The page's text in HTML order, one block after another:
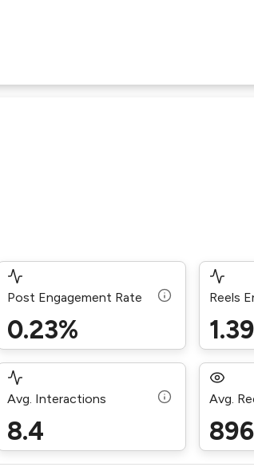
Post Engagement Rate
0.23%
Reels
Avg. Interactions
8.4
Avg.